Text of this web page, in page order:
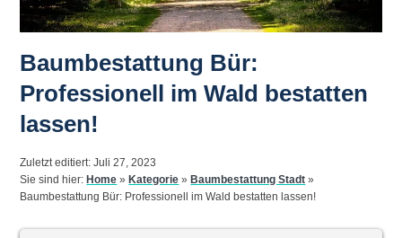
Baumbestattung Bür:
Professionell im Wald bestatten
lassen!
Zuletzt editiert: Juli 27, 2023
Sie sind hier:Home »Kategorie »Baumbestattung Stadt »
Baumbestattung Bür: Professionell im Wald bestatten lassen!